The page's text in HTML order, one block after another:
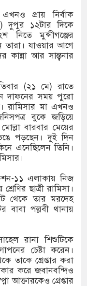
প্রায় নির্বাক
দুপুর ১২টার দিকে
নিতে মুন্সীগঞ্জের
তারা। যাওয়ার আগে
আর সান্ত্বনার
(২১ মে) রাতে
দাফনের সময় পুরো
রামিসার মা এখনও
বুকে জড়িয়ে
বারবার মেয়ের
পড়ছেন। দুই দিন
এনেছিলেন তিনি।
১১ এলাকায় নিজ
ছাত্রী রামিসা।
থেকে তার মরদেহ
বাবা পল্লবী থানায়
রানা শিশুটিকে
চেষ্টা করেন।
তাকে গ্রেপ্তার করা
করে জবানবন্দিও
আক্তারকেও গ্রেপ্তার